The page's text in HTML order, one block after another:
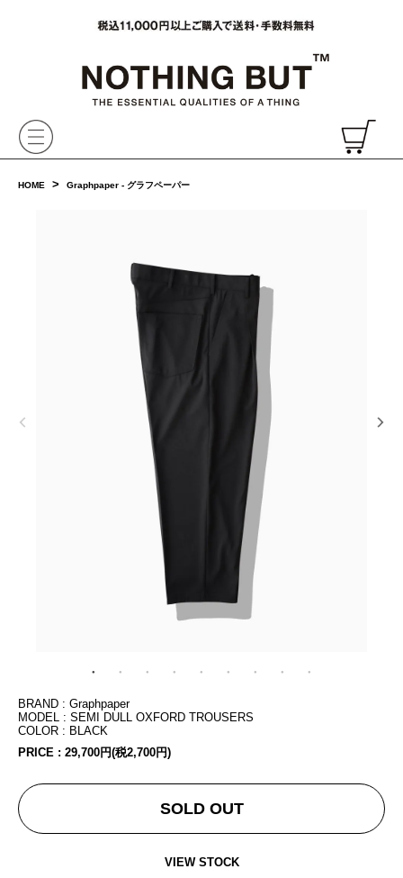
HOME > Graphpaper - グラフペーパー
BRAND : Graphpaper
MODEL : SEMI DULL OXFORD TROUSERS
COLOR : BLACK
PRICE : 29,700円(税2,700円)
SOLD OUT
VIEW STOCK